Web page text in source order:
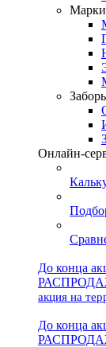
Онлайн-
До конца
акция на
До конца